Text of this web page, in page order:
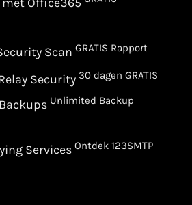
Scan GRATIS Rapport
Security 30 dagen GRATIS
Unlimited Backup
ServicesOntdek 123SMTP